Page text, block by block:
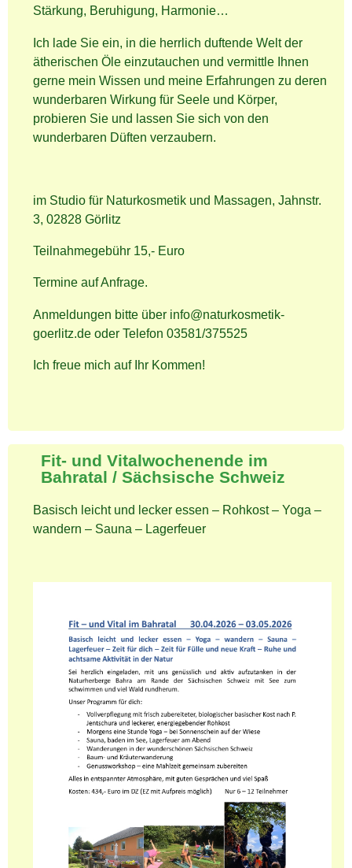
Stärkung, Beruhigung, Harmonie…
Ich lade Sie ein, in die herrlich duftende Welt der
ätherischen Öle einzutauchen und vermittle Ihnen
gerne mein Wissen und meine Erfahrungen zu deren
wunderbaren Wirkung für Seele und Körper,
probieren Sie und lassen Sie sich von den
wunderbaren Düften verzaubern.
im Studio für Naturkosmetik und Massagen, Jahnstr.
3, 02828 Görlitz
Teilnahmegebühr 15,- Euro
Termine auf Anfrage.
Anmeldungen bitte über info@naturkosmetik-
goerlitz.de oder Telefon 03581/375525
Ich freue mich auf Ihr Kommen!
Fit- und Vitalwochenende im
Bahratal / Sächsische Schweiz
Basisch leicht und lecker essen – Rohkost – Yoga –
wandern – Sauna – Lagerfeuer